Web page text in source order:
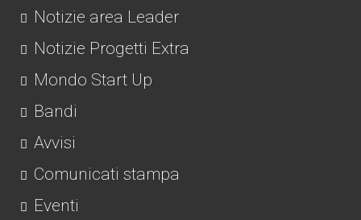
Notizie area Leader
Notizie Progetti Extra
Mondo Start Up
Bandi
Avvisi
Comunicati stampa
Eventi